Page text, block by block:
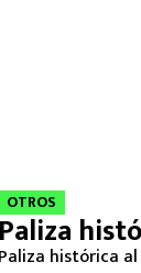
OTROS
Paliza
Paliza histórica